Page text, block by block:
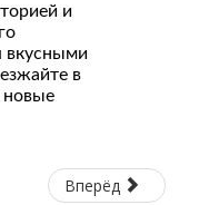
и
вкусными
в
новые
Вперёд